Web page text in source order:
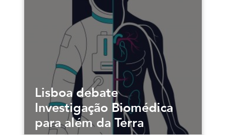
Lisboa debate
Investigação Biomédica
para além da Terra